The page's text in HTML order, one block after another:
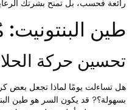
فحسب، بل تمنح بشرتك الرعاية
البنتونيت:
حركة
تساءلت يومًا لماذا تجعل بعض
قد يكون السر هو طين